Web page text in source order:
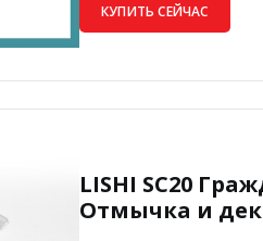
КУПИТЬ СЕЙЧАС
LISHI SC20
Отмычка и